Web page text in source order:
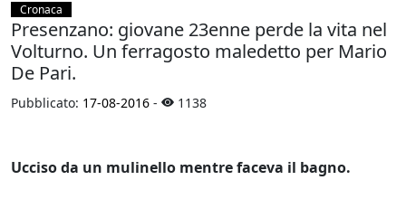
Cronaca
Presenzano: giovane 23enne perde la vita nel
Volturno. Un ferragosto maledetto per Mario
De Pari.
Pubblicato: 17-08-2016 - 1138
Ucciso da un mulinello mentre faceva il bagno.